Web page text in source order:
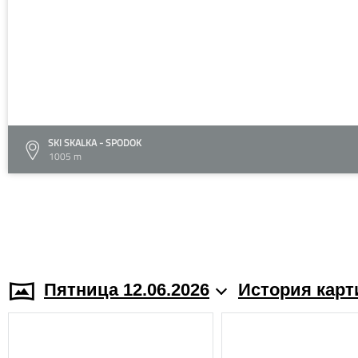
SKI SKALKA - SPODOK
1005 m
Пятница 12.06.2026 История